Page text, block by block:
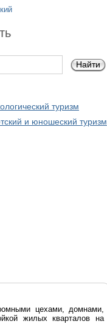
туризм
и юношеский туризм
цехами, домнами,
жилых кварталов на